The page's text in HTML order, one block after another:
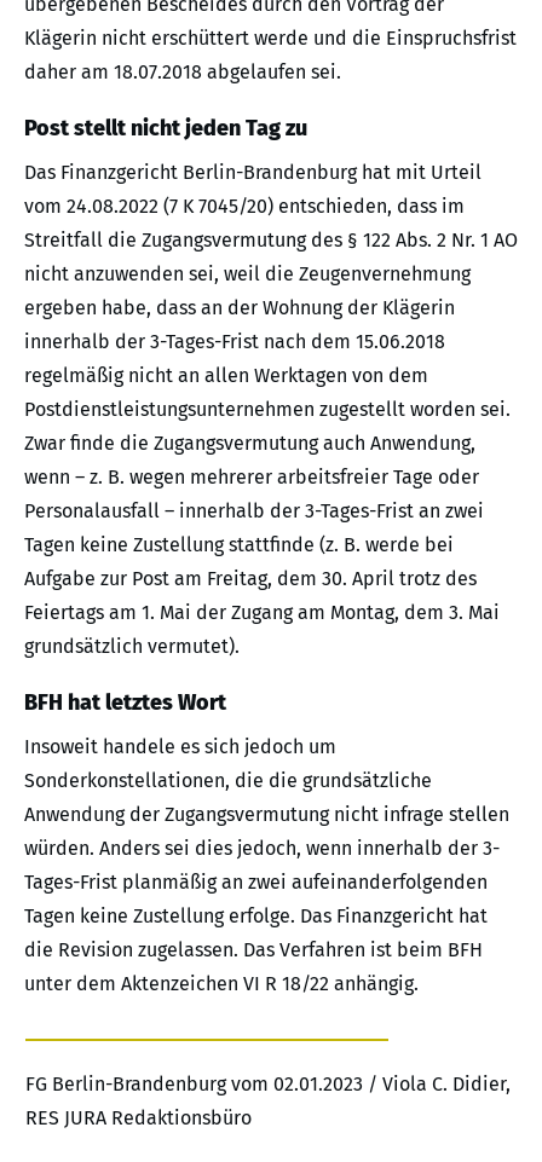
Klägerin nicht erschüttert werde und die Einspruchsfrist
daher am 18.07.2018 abgelaufen sei.
Post stellt nicht jeden Tag zu
Das Finanzgericht Berlin-Brandenburg hat mit Urteil
vom 24.08.2022 (7 K 7045/20) entschieden, dass im
Streitfall die Zugangsvermutung des § 122 Abs. 2 Nr. 1 AO
nicht anzuwenden sei, weil die Zeugenvernehmung
ergeben habe, dass an der Wohnung der Klägerin
innerhalb der 3-Tages-Frist nach dem 15.06.2018
regelmäßig nicht an allen Werktagen von dem
Postdienstleistungsunternehmen zugestellt worden sei.
Zwar finde die Zugangsvermutung auch Anwendung,
wenn – z. B. wegen mehrerer arbeitsfreier Tage oder
Personalausfall – innerhalb der 3-Tages-Frist an zwei
Tagen keine Zustellung stattfinde (z. B. werde bei
Aufgabe zur Post am Freitag, dem 30. April trotz des
Feiertags am 1. Mai der Zugang am Montag, dem 3. Mai
grundsätzlich vermutet).
BFH hat letztes Wort
Insoweit handele es sich jedoch um
Sonderkonstellationen, die die grundsätzliche
Anwendung der Zugangsvermutung nicht infrage stellen
würden. Anders sei dies jedoch, wenn innerhalb der 3-
Tages-Frist planmäßig an zwei aufeinanderfolgenden
Tagen keine Zustellung erfolge. Das Finanzgericht hat
die Revision zugelassen. Das Verfahren ist beim BFH
unter dem Aktenzeichen VI R 18/22 anhängig.
FG Berlin-Brandenburg vom 02.01.2023 / Viola C. Didier,
RES JURA Redaktionsbüro